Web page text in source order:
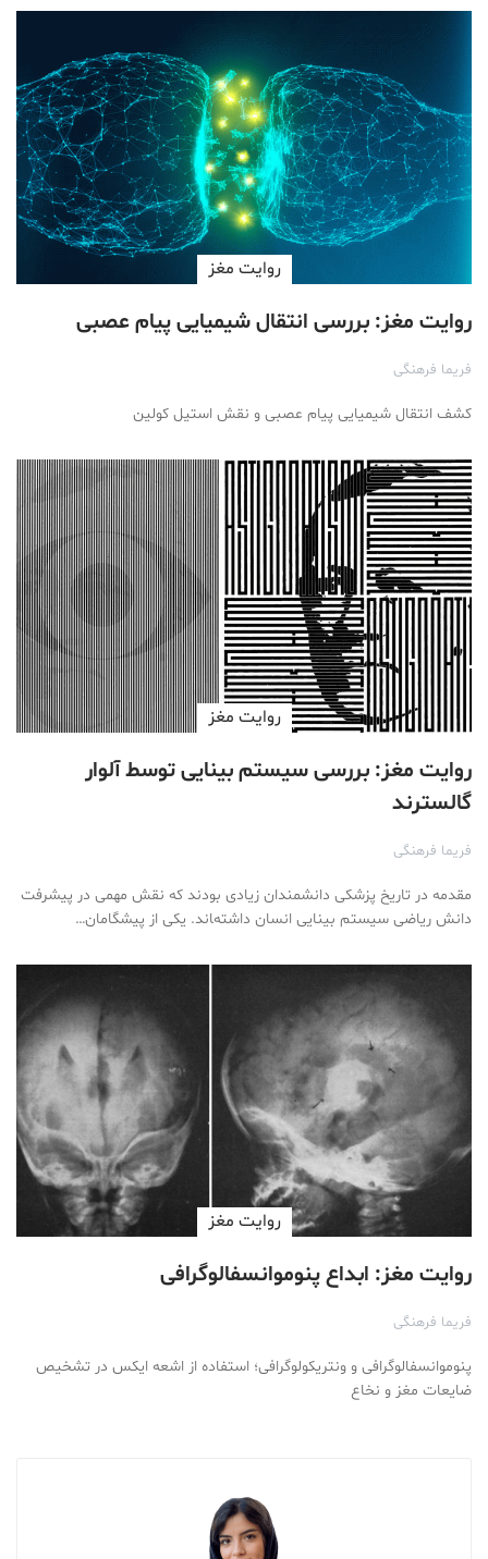
روایت مغز
روایت مغز: بررسی انتقال شیمیایی پیام عصبی
فریما فرهنگی
کشف انتقال شیمیایی پیام عصبی و نقش استیل کولین
روایت مغز
روایت مغز: بررسی سیستم بینایی توسط آلوار
گالسترند
فریما فرهنگی
مقدمه در تاریخ پزشکی دانشمندان زیادی بودند که نقش مهمی در پیشرفت
دانش ریاضی سیستم بینایی انسان داشته‌‍اند. یکی از پیشگامان…
روایت مغز
روایت مغز: ابداع پنوموانسفالوگرافی
فریما فرهنگی
پنوموانسفالوگرافی و ونتریکولوگرافی؛ استفاده از اشعه ایکس در تشخیص
ضایعات مغز و نخاع